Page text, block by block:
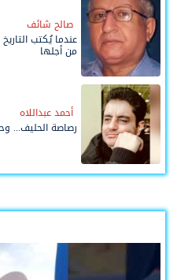
صالح شائف
عندما يُكتب
من أجلها
أحمد عبداللاه
رصاصة الحليف...